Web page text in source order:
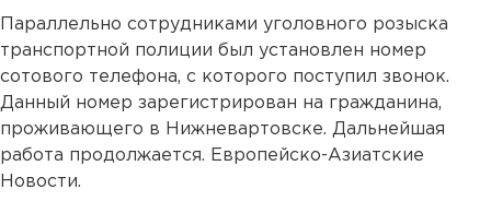
Параллельно сотрудниками уголовного розыска
транспортной полиции был установлен номер
сотового телефона, с которого поступил звонок.
Данный номер зарегистрирован на гражданина,
проживающего в Нижневартовске. Дальнейшая
работа продолжается. Европейско-Азиатские
Новости.